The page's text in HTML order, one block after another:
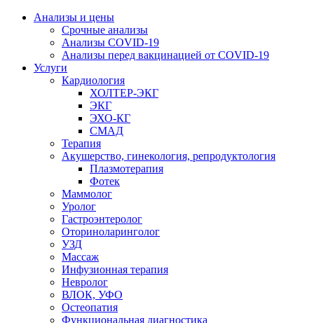
Анализы и цены
Срочные анализы
Анализы COVID-19
Анализы перед вакцинацией от COVID-19
Услуги
Кардиология
ХОЛТЕР-ЭКГ
ЭКГ
ЭХО-КГ
СМАД
Терапия
Акушерство, гинекология, репродуктология
Плазмотерапия
Фотек
Маммолог
Уролог
Гастроэнтеролог
Оториноларинголог
УЗД
Массаж
Инфузионная терапия
Невролог
ВЛОК, УФО
Остеопатия
Функциональная диагностика